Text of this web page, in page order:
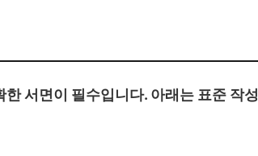
한 서면이 필수입니다. 아래는 표준 작성